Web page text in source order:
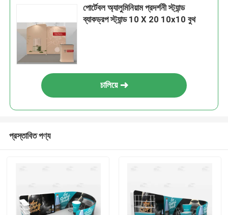
পোর্টেবল অ্যালুমিনিয়াম প্রদর্শনী স্ট্যান্ড
ব্যাকড্রপ স্ট্যান্ড 10 X 20 10x10 বুথ
চালিয়ে
প্রস্তাবিত পণ্য